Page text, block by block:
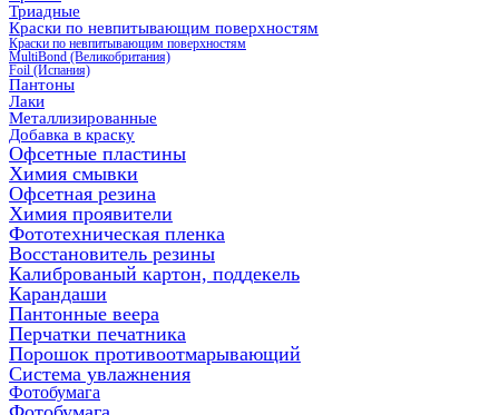
Триадные
Краски по невпитывающим поверхностям
Краски по невпитывающим поверхностям
MultiBond (Великобритания)
Foil (Испания)
Пантоны
Лаки
Металлизированные
Добавка в краску
Офсетные пластины
Химия смывки
Офсетная резина
Химия проявители
Фототехническая пленка
Восстановитель резины
Калиброваный картон, поддекель
Карандаши
Пантонные веера
Перчатки печатника
Порошок противоотмарывающий
Система увлажнения
Фотобумага